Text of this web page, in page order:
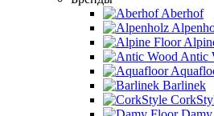
Aberhof
Antic
Barlinek